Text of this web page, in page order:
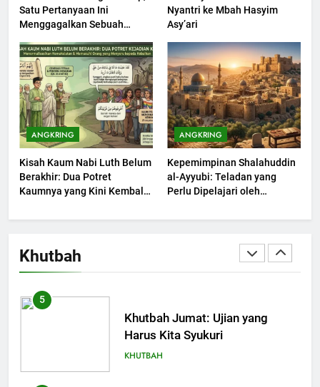
Satu Pertanyaan Ini
Menggagalkan Sebuah
Nyantri ke Mbah Hasyim
Asy’ari
ANGKRING
Kisah Kaum Nabi Luth Belum
Berakhir: Dua Potret
Kaumnya yang Kini Kembali
ANGKRING
Kepemimpinan Shalahuddin
al-Ayyubi: Teladan yang
Perlu Dipelajari oleh
(2)
Khutbah
2
Limpahan Nikmat Allah
KHUTBAH
3
Khutbah Jumat: Ketaatan,
Kebaikan dan Pengaruhnya
dalam Jiwa Manusia
KHUTBAH
Khutbah Jumat: Safar Bukan
5
Khutbah Jumat: Ujian yang
Harus Kita Syukuri
KHUTBAH